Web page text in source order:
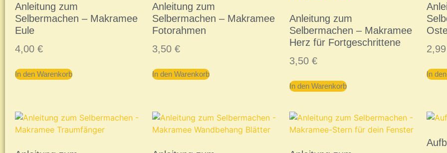
Anleitung zum
Selbermachen – Makramee
Eule
4,00 €
In den Warenkorb
Anleitung zum
Selbermachen – Makramee
Fotorahmen
3,50 €
In den Warenkorb
Anleitung zum
Selbermachen – Makramee
Herz für Fortgeschrittene
3,50 €
In den Warenkorb
2,99
In